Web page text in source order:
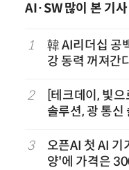
AI·SW 많이 본 기사
1
韓 AI리더십 공
강 동력 꺼져간
2
[테크데이, 빛
솔루션, 광 통신
략'
3
오픈AI 첫 AI
양'에 가격은